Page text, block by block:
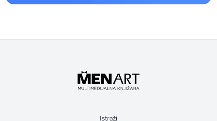
Istraži